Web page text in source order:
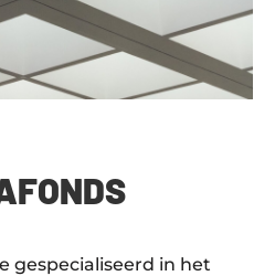
gespecialiseerd in het